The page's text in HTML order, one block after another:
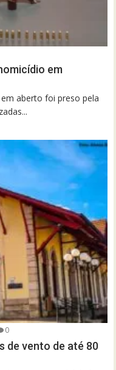
em
aberto foi preso pela
0
de vento de até 80